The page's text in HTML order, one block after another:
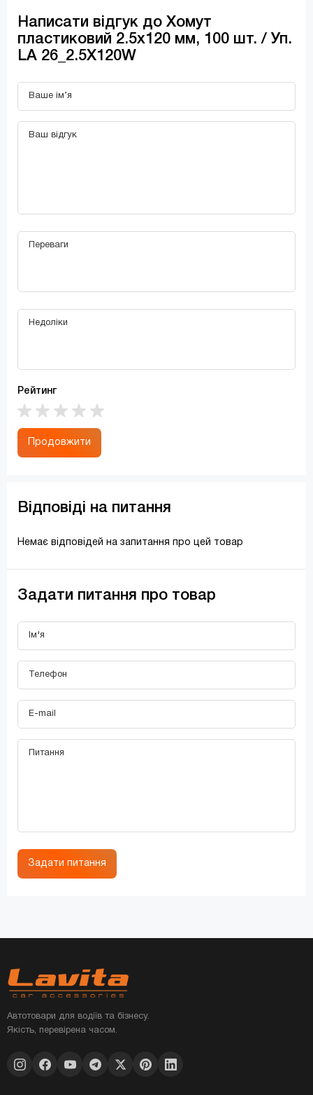
Написати відгук до Хомут
пластиковий 2.5х120 мм, 100 шт. / Уп.
LA 26_2.5X120W
Рейтинг
Продовжити
Відповіді на питання
Немає відповідей на запитання про цей товар
Задати питання про товар
Задати питання
Автотовари для водіїв та бізнесу.
Якість, перевірена часом.